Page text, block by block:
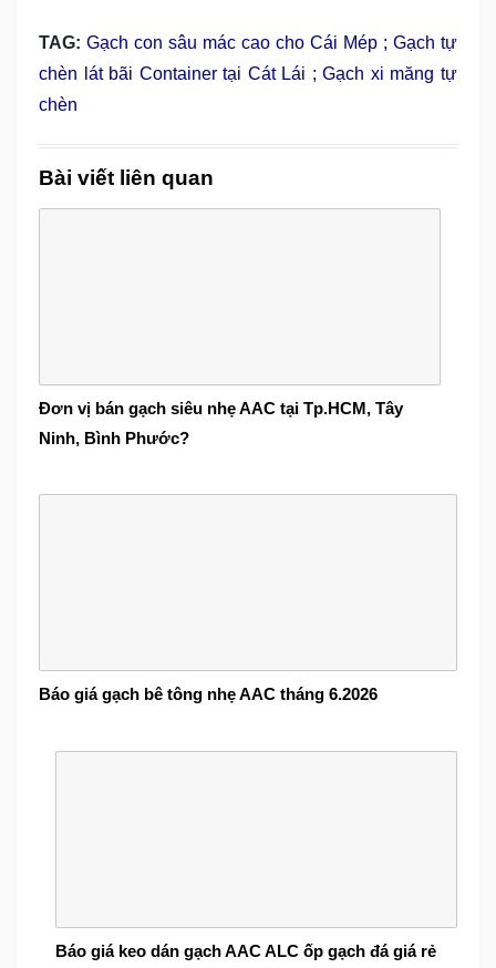
TAG: Gạch con sâu mác cao cho Cái Mép ; Gạch tự
chèn lát bãi Container tại Cát Lái ;Gạch xi măng tự
chèn
Bài viết liên quan
Đơn vị bán gạch siêu nhẹ AAC tại Tp.HCM, Tây
Ninh, Bình Phước?
Báo giá gạch bê tông nhẹ AAC tháng 6.2026
Báo giá keo dán gạch AAC ALC ốp gạch đá giá rẻ